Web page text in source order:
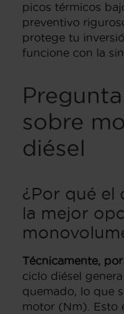
picos térmicos
preventivo
protege tu
funcione con la
sobre
diésel
¿Por qué el
la mejor
Técnicamente,
ciclo diésel
quemado, lo que
motor (Nm). Esto